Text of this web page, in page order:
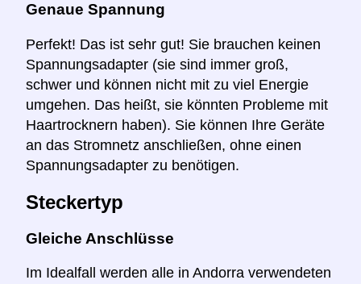
Genaue Spannung
Perfekt! Das ist sehr gut! Sie brauchen keinen
Spannungsadapter (sie sind immer groß,
schwer und können nicht mit zu viel Energie
umgehen. Das heißt, sie könnten Probleme mit
Haartrocknern haben). Sie können Ihre Geräte
an das Stromnetz anschließen, ohne einen
Spannungsadapter zu benötigen.
Steckertyp
Gleiche Anschlüsse
Im Idealfall werden alle in Andorra verwendeten